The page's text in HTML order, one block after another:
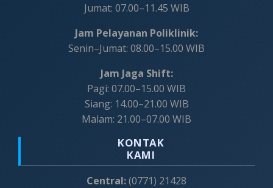
Jumat: 07.00–11.45 WIB
Jam Pelayanan Poliklinik:
Senin–Jumat: 08.00–15.00 WIB
Jam Jaga Shift:
Pagi: 07.00–15.00 WIB
Siang: 14.00–21.00 WIB
Malam: 21.00–07.00 WIB
KONTAK
KAMI
Central:(0771) 21428